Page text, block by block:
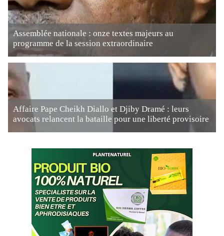
Assemblée nationale : onze textes majeurs au
programme de la session extraordinaire
Affaire Pape Cheikh Diallo et Djiby Dramé : leurs
avocats relancent la bataille pour une liberté provisoire